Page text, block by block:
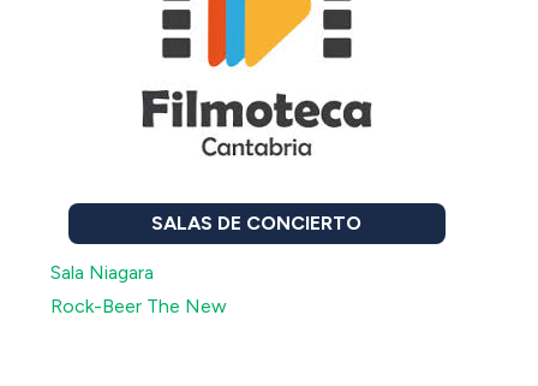
SALAS DE CONCIERTO
Sala Niagara
Rock-Beer The New